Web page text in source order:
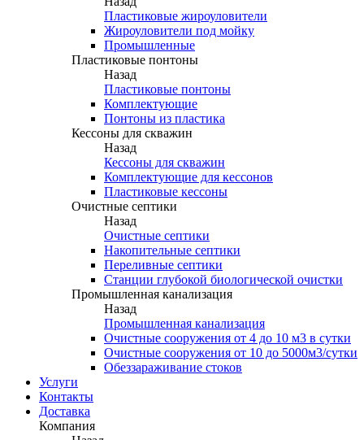
Пластиковые жироуловители
Жироуловители под мойку
Промышленные
Пластиковые понтоны
Назад
Пластиковые понтоны
Комплектующие
Понтоны из пластика
Кессоны для скважин
Назад
Кессоны для скважин
Комплектующие для кессонов
Пластиковые кессоны
Очистные септики
Назад
Очистные септики
Накопительные септики
Переливные септики
Станции глубокой биологической очистки
Промышленная канализация
Назад
Промышленная канализация
Очистные сооружения от 4 до 10 м3 в сутки
Очистные сооружения от 10 до 5000м3/сутки
Обеззараживание стоков
Услуги
Контакты
Доставка
Компания